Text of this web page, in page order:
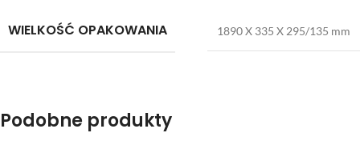
WIELKOŚĆ OPAKOWANIA 1890 X 335 X 295/135 mm
Podobne produkty